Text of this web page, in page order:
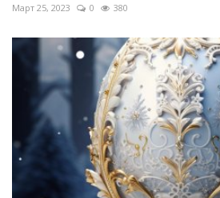
Март 25, 2023 0 380